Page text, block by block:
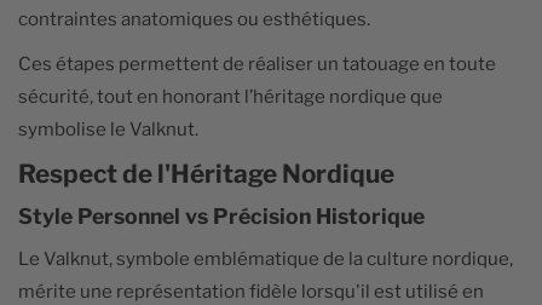
contraintes anatomiques ou esthétiques.
Ces étapes permettent de réaliser un tatouage en toute
sécurité, tout en honorant l’héritage nordique que
symbolise le Valknut.
Respect de l'Héritage Nordique
Style Personnel vs Précision Historique
Le Valknut, symbole emblématique de la culture nordique,
mérite une représentation fidèle lorsqu'il est utilisé en